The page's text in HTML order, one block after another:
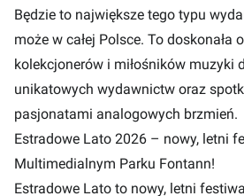
Będzie to największe tego typu
może w całej Polsce. To doskonała
kolekcjonerów i miłośników muzyki
unikatowych wydawnictw oraz
pasjonatami analogowych brzmień.
Estradowe Lato 2026 – nowy, letni
Multimedialnym Parku Fontann!
Estradowe Lato to nowy, letni